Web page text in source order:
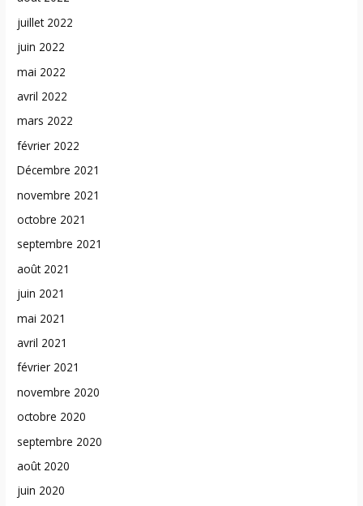
juillet 2022
juin 2022
mai 2022
avril 2022
mars 2022
février 2022
Décembre 2021
novembre 2021
octobre 2021
septembre 2021
août 2021
juin 2021
mai 2021
avril 2021
février 2021
novembre 2020
octobre 2020
septembre 2020
août 2020
juin 2020